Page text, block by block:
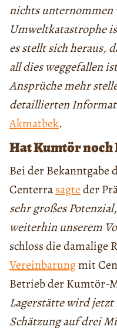
nichts unternommen
Umweltkatastrophe
es stellt sich heraus,
all dies weggefallen
Ansprüche mehr
detaillierten
Akmatbek.
Hat Kumtör noch
Bei der
Centerrasagteder
sehr großes
weiterhin unserem
schloss die damalige
Vereinbarungmit
Betrieb der Kumtör-
Lagerstätte wird
Schätzung auf drei